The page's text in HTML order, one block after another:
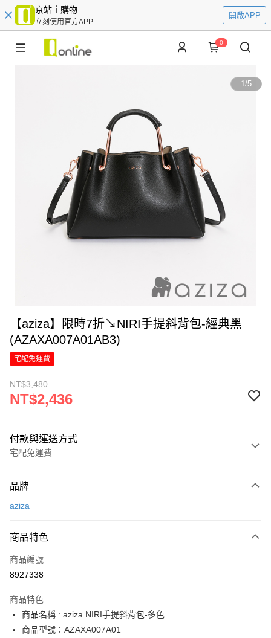
京站ｉ購物
立刻使用官方APP
開啟APP
0
1/5
【aziza】限時7折↘NIRI手提斜背包-經典黑
(AZAXA007A01AB3)
宅配免運費
NT$3,480
NT$2,436
付款與運送方式
宅配免運費
信用卡一次付款
6 期 0 利率 每期
合作金庫商業銀行
上海商業儲蓄銀行
臺灣中小企業銀行
匯豐（台灣）商業銀行
華泰商業銀行
聯邦商業銀行
LINE Pay
Apple Pay
街口支付
悠遊付
品牌
aziza
商品特色
商品編號
8927338
商品特色
商品名稱 : aziza NIRI手提斜背包-多色
商品型號：AZAXA007A01